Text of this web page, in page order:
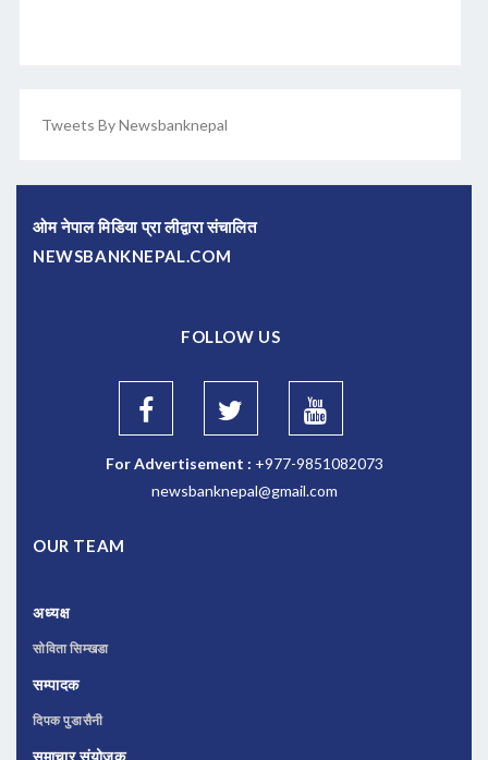
Tweets By Newsbanknepal
ओम नेपाल मिडिया प्रा लीद्वारा संचालित
NEWSBANKNEPAL.COM
FOLLOW US
For Advertisement : +977-9851082073
newsbanknepal@gmail.com
OUR TEAM
अध्यक्ष
सोविता सिम्खडा
सम्पादक
दिपक पुडासैनी
समाचार संयोजक